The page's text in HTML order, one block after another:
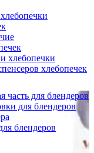
хлебопечки
хлебопечек
часть для блендеров
для блендеров
блендеров